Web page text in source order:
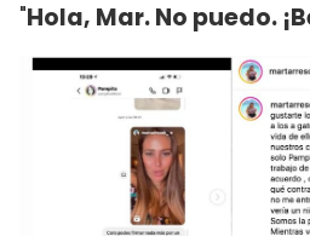
"Hola, Mar. No puedo.